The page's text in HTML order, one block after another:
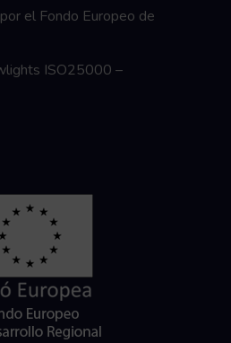
el Fondo Europeo de
ISO25000 –